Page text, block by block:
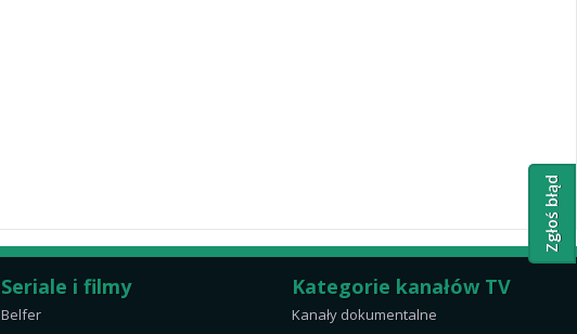
Seriale i filmy
Belfer
Kategorie kanałów TV
Kanały dokumentalne
Zgłoś błąd